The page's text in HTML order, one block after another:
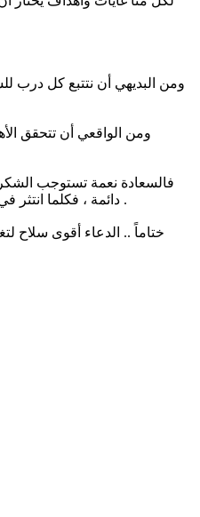
ومن البديهي أن نتتبع كل درب
ومن الواقعي أن تتحقق
فالسعادة نعمة تستوجب الشكر
دائمة ، فكلما انتثر في مساحات تفكيرنا أريج الإيجابية بقينا رهن إشارة أهدافنا ، و قيد أحلامنا ، وكلما تنفسنا هذه الطاقة العذبة بحثنا عن الجودة في التفكير والتخطيط والوصول الحسن لمبتغى الغايات .
ختاماً .. الدعاء أقوى سلاح